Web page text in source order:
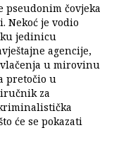
pseudonim čovjeka
Nekoć je vodio
jedinicu
agencije,
u mirovinu
pretočio u
za
će se pokazati